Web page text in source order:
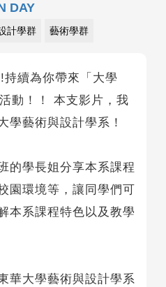
DAY
計學群 藝術學群
續為你帶來「大學
動！！ 本支影片，我
學藝術與設計學系！
的學長姐分享本系課程
園環境等，讓同學們可
本系課程特色以及教學
華大學藝術與設計學系